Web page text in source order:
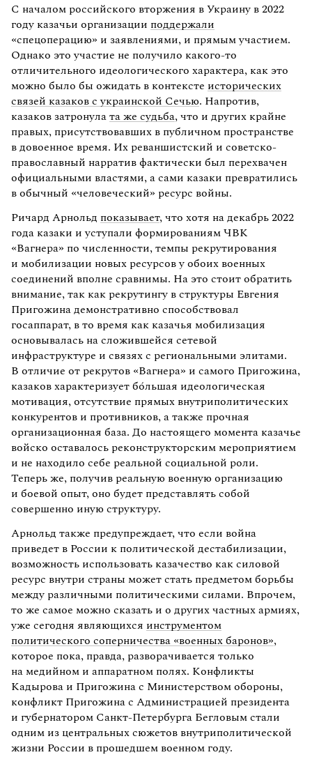
С началом российского вторжения в Украину в 2022
году казачьи организации поддержали
«спецоперацию» и заявлениями, и прямым участием.
Однако это участие не получило какого-то
отличительного идеологического характера, как это
можно было бы ожидать в контексте исторических
связей казаков с украинской Сечью. Напротив,
казаков затронулата же судьба, что и других крайне
правых, присутствовавших в публичном пространстве
в довоенное время. Их реваншистский и советско-
православный нарратив фактически был перехвачен
официальными властями, а сами казаки превратились
в обычный «человеческий» ресурс войны.
Ричард Арнольд показывает, что хотя на декабрь 2022
года казаки и уступали формированиям ЧВК
«Вагнера» по численности, темпы рекрутирования
и мобилизации новых ресурсов у обоих военных
соединений вполне сравнимы. На это стоит обратить
внимание, так как рекрутингу в структуры Евгения
Пригожина демонстративно способствовал
госаппарат, в то время как казачья мобилизация
основывалась на сложившейся сетевой
инфраструктуре и связях с региональными элитами.
В отличие от рекрутов «Вагнера» и самого Пригожина,
казаков характеризует бóльшая идеологическая
мотивация, отсутствие прямых внутриполитических
конкурентов и противников, а также прочная
организационная база. До настоящего момента казачье
войско оставалось реконструкторским мероприятием
и не находило себе реальной социальной роли.
Теперь же, получив реальную военную организацию
и боевой опыт, оно будет представлять собой
совершенно иную структуру.
Арнольд также предупреждает, что если война
приведет в России к политической дестабилизации,
возможность использовать казачество как силовой
ресурс внутри страны может стать предметом борьбы
между различными политическими силами. Впрочем,
то же самое можно сказать и о других частных армиях,
уже сегодня являющихся инструментом
политического соперничества «военных баронов»,
которое пока, правда, разворачивается только
на медийном и аппаратном полях. Конфликты
Кадырова и Пригожина с Министерством обороны,
конфликт Пригожина с Администрацией президента
и губернатором Санкт-Петербурга Бегловым стали
одним из центральных сюжетов внутриполитической
жизни России в прошедшем военном году.